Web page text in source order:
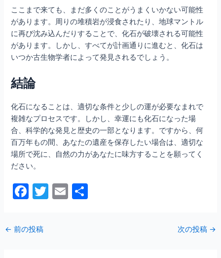
ここまで来ても、まだ多くのことがうまくいかない可能性
があります。周りの堆積岩が浸食されたり、地球マントル
に再び沈み込んだりすることで、化石が破壊される可能性
があります。しかし、すべてが計画通りに進むと、化石は
いつか古生物学者によって発見されるでしょう。
結論
化石になることは、適切な条件と少しの運が必要なまれで
複雑なプロセスです。しかし、幸運にも化石になった場
合、科学的な発見と歴史の一部となります。ですから、何
百万年もの間、あなたの遺産を保存したい場合は、適切な
場所で死に、自然の力があなたに味方することを願ってく
ださい。
F
c
e
T
E
← 前の投稿 次の投稿 →